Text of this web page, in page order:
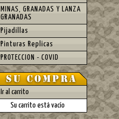
MINAS, GRANADAS Y LANZA
GRANADAS
Pijadillas
Pinturas Replicas
PROTECCION - COVID
Ir al carrito
Su carrito está vacío